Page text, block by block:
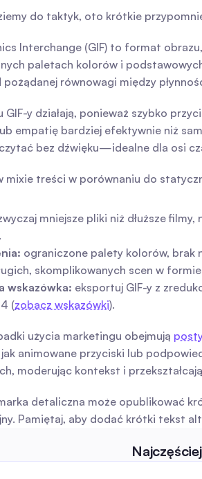
do taktyk, oto krótkie
Interchange (GIF) to format
paletach kolorów i
pożądanej równowagi między
GIF-y działają, ponieważ szybko
empatię bardziej efektywnie niż
bez dźwięku—idealne dla osi
mixie treści w porównaniu do
mniejsze pliki niż dłuższe
ograniczone palety kolorów, brak
skomplikowanych scen w formie
wskazówka: eksportuj GIF-y z
(zobacz wskazówki).
użycia marketingu obejmują
animowane przyciski lub
moderując kontekst i
detaliczna może opublikować
Pamiętaj, aby dodać krótki tekst